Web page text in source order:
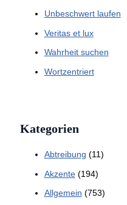
Unbeschwert laufen
Veritas et lux
Wahrheit suchen
Wortzentriert
Kategorien
Abtreibung (11)
Akzente(194)
Allgemein (753)